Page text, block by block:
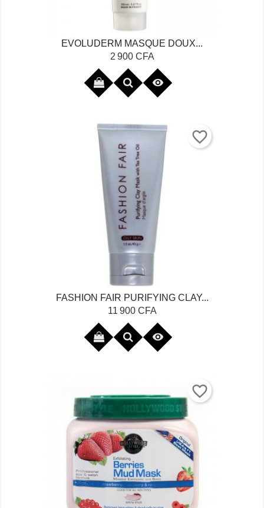
EVOLUDERM MASQUE DOUX...
Prix
2 900 CFA

favorite_border
FASHION FAIR PURIFYING CLAY...
Prix
11 900 CFA

favorite_border